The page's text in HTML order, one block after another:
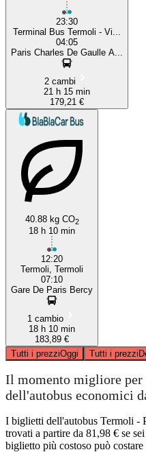
23:30
Terminal Bus Termoli - Vi...
04:05
Paris Charles De Gaulle A...
2 cambi
21 h 15 min
179,21 €
40.88 kg CO2
18 h 10 min
12:20
Termoli, Termoli
07:10
Gare De Paris Bercy
1 cambio
18 h 10 min
183,89 €
Tutti i prezziOggi Tutti i prezzi
Il momento migliore
dell'autobus economici
I biglietti dell'autobus Termoli -
trovati a partire da 81,98 € se
biglietto più costoso può